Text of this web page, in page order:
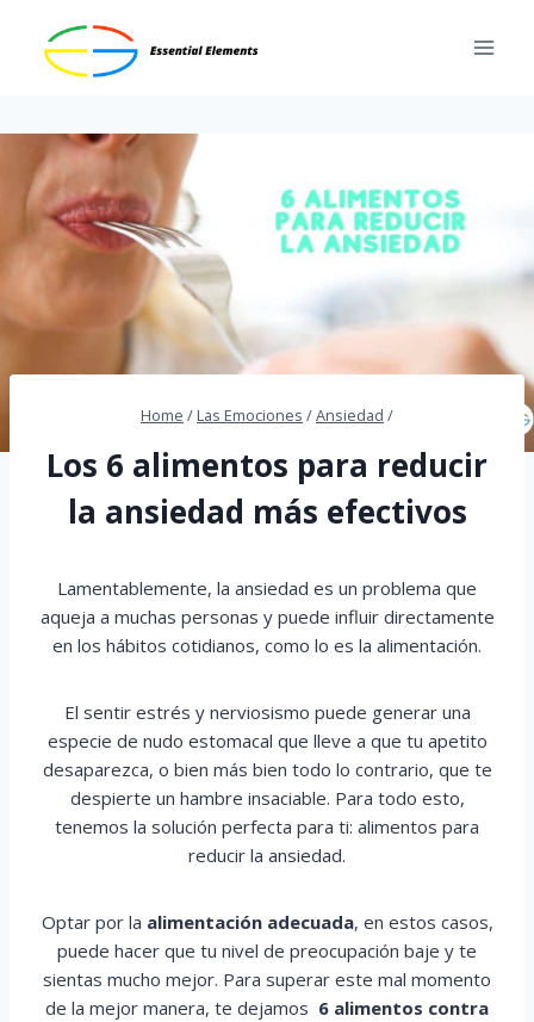
content
Home / Las Emociones /Ansiedad /
Los 6 alimentos para reducir
la ansiedad más efectivos
Lamentablemente, la ansiedad es un problema que
aqueja a muchas personas y puede influir directamente
en los hábitos cotidianos, como lo es la alimentación.
El sentir estrés y nerviosismo puede generar una
especie de nudo estomacal que lleve a que tu apetito
desaparezca, o bien más bien todo lo contrario, que te
despierte un hambre insaciable. Para todo esto,
tenemos la solución perfecta para ti: alimentos para
reducir la ansiedad.
Optar por la alimentación adecuada, en estos casos,
puede hacer que tu nivel de preocupación baje y te
sientas mucho mejor. Para superar este mal momento
de la mejor manera, te dejamos 6 alimentos contra